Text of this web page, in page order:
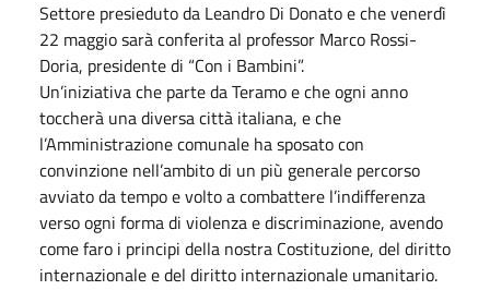
Settore presieduto da Leandro Di Donato e che venerdì
22 maggio sarà conferita al professor Marco Rossi-
Doria, presidente di “Con i Bambini”.
Un’iniziativa che parte da Teramo e che ogni anno
toccherà una diversa città italiana, e che
l’Amministrazione comunale ha sposato con
convinzione nell’ambito di un più generale percorso
avviato da tempo e volto a combattere l’indifferenza
verso ogni forma di violenza e discriminazione, avendo
come faro i principi della nostra Costituzione, del diritto
internazionale e del diritto internazionale umanitario.